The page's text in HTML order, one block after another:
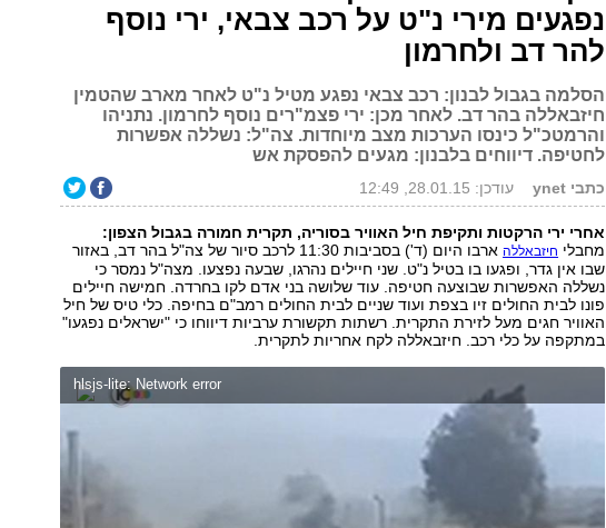
נפגעים מירי נ"ט על רכב צבאי, ירי נוסף
להר דב ולחרמון
הסלמה בגבול לבנון: רכב צבאי נפגע מטיל נ"ט לאחר מארב שהטמין
חיזבאללה בהר דב. לאחר מכן: ירי פצמ"רים נוסף לחרמון. נתניהו
והרמטכ"ל כינסו הערכות מצב מיוחדות. צה"ל: נשללה אפשרות
לחטיפה. דיווחים בלבנון: מגעים להפסקת אש
כתבי ynet עודכן: 28.01.15, 12:49
אחרי ירי הרקטות ותקיפת חיל האוויר בסוריה, תקרית חמורה בגבול הצפון:
מחבלי חיזבאללה
ארבו היום (ד') בסביבות 11:30 לרכב סיור של צה"ל בהר דב, באזור
שבו אין גדר, ופגעו בו בטיל נ"ט. שני חיילים נהרגו, שבעה נפצעו. מצה"ל נמסר כי
נשללה האפשרות שבוצעה חטיפה. עוד שלושה בני אדם לקו בחרדה. חמישה חיילים
פונו לבית החולים זיו בצפת ועוד שניים לבית החולים רמב"ם בחיפה. כלי טיס של חיל
האוויר חגים מעל לזירת התקרית. רשתות תקשורת ערביות דיווחו כי "ישראלים נפגעו"
במתקפה על כלי רכב. חיזבאללה לקח אחריות לתקרית.
hlsjs-lite: Network error